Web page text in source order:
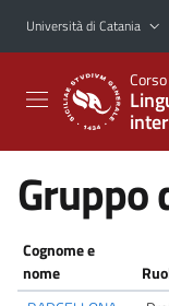
Vai al contenuto
Vai al menu di
Università di Catania
Gruppo
Cognome e
nome